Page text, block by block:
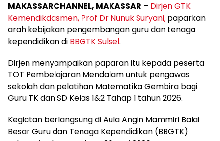
MAKASSARCHANNEL, MAKASSAR – Dirjen GTK
Kemendikdasmen, Prof Dr Nunuk Suryani, paparkan
arah kebijakan pengembangan guru dan tenaga
kependidikan di BBGTK Sulsel.
Dirjen menyampaikan paparan itu kepada peserta
TOT Pembelajaran Mendalam untuk pengawas
sekolah dan pelatihan Matematika Gembira bagi
Guru TK dan SD Kelas 1&2 Tahap 1 tahun 2026.
Kegiatan berlangsung di Aula Angin Mammiri Balai
Besar Guru dan Tenaga Kependidikan (BBGTK)